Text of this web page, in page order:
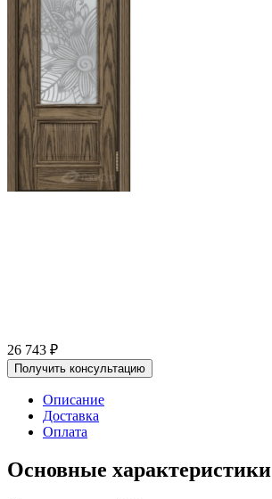
26 743 ₽
Получить консультацию
Описание
Доставка
Оплата
Основные характеристики